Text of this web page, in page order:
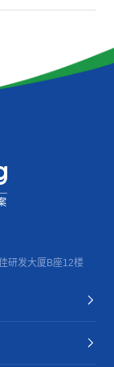
研发大厦B座12楼